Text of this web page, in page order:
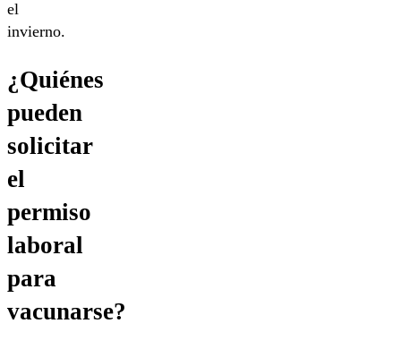
el
invierno.
¿Quiénes
pueden
solicitar
el
permiso
laboral
para
vacunarse?